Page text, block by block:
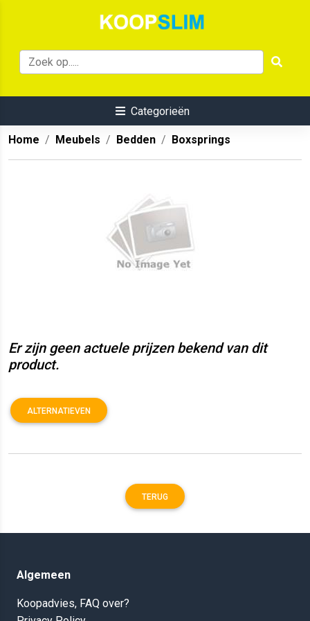
Categorieën
Home Meubels Bedden Boxsprings
Er zijn geen actuele prijzen bekend van dit
product.
ALTERNATIEVEN
TERUG
Algemeen
Koopadvies, FAQ over?